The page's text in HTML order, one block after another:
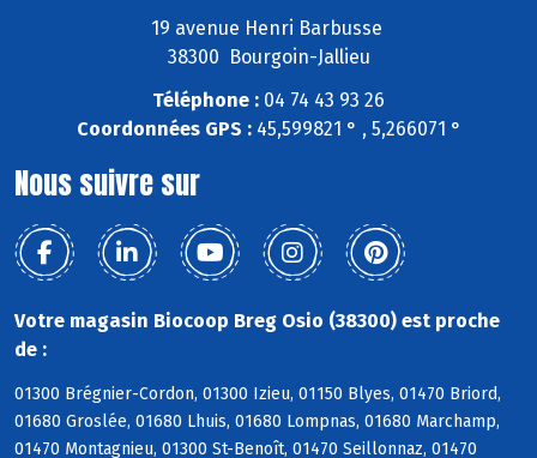
19 avenue Henri Barbusse
38300 Bourgoin-Jallieu
Téléphone : 04 74 43 93 26
Coordonnées GPS :45,599821 ° , 5,266071 °
Nous suivre sur
Votre magasin Biocoop Breg Osio (38300) est proche
de :
01300 Brégnier-Cordon, 01300 Izieu, 01150 Blyes, 01470 Briord,
01680 Groslée, 01680 Lhuis, 01680 Lompnas, 01680 Marchamp,
01470 Montagnieu, 01300 St-Benoît, 01470 Seillonnaz, 01470